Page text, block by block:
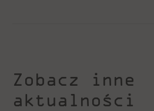
Zobacz inne
aktualności